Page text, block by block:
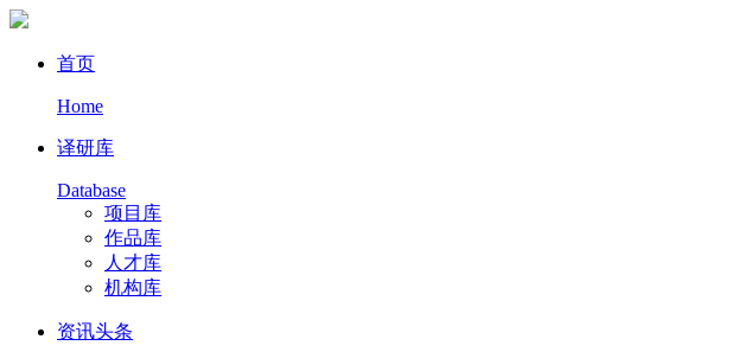
首页
Home
译研库
Database
项目库
作品库
人才库
机构库
资讯头条